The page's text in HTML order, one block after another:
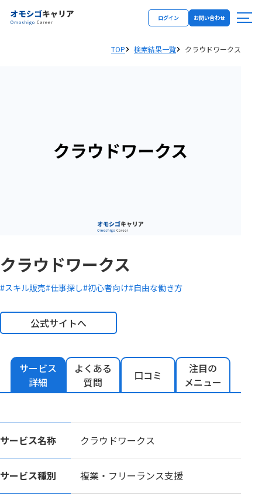
ログイン お問い合わせ
TOP 検索結果一覧 クラウドワークス
クラウドワークス
#スキル販売#仕事探し#初心者向け#自由な働き方
公式サイトへ
サービス
詳細
よくある
質問
口コミ
注目の
メニュー
サービス名称 クラウドワークス
サービス種別 複業・フリーランス支援